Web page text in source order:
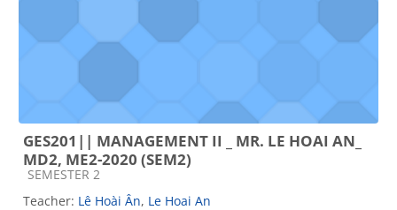
GES201|| MANAGEMENT II _ MR. LE HOAI AN_
MD2, ME2-2020 (SEM2)
Course category
SEMESTER 2
Teacher: Lê Hoài Ân, Le Hoai An